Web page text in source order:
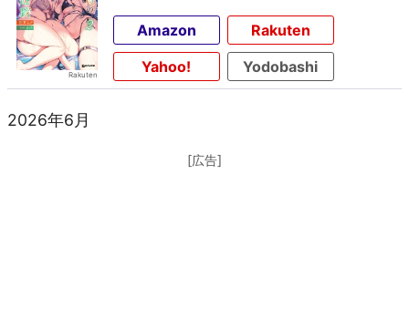
Amazon
Rakuten
Yahoo!
Yodobashi
2026年6月
[広告]